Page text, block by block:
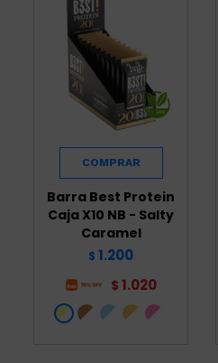
Barra Best Protein
Caja X10 NB - Salty
Caramel
$ 1.200
$ 1.020